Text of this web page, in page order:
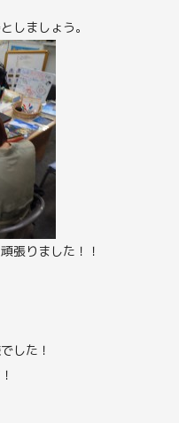
しましょう。
張りました！！
した！